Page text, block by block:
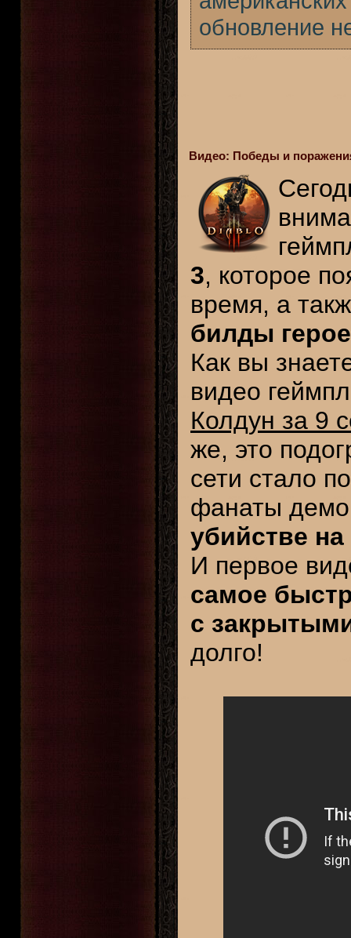
обновление
Видео: Победы и
3, которое
время, а
билды
Как вы
видео
Колдун за 9
же, это
сети стало
фанаты
убийстве
И первое
самое
с
долго!